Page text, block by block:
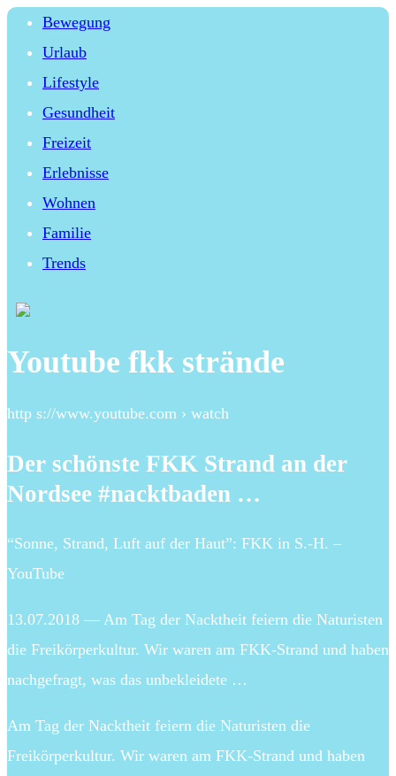
Bewegung
Urlaub
Lifestyle
Gesundheit
Freizeit
Erlebnisse
Wohnen
Familie
Trends
Youtube fkk strände
http s://www.youtube.com › watch
Der schönste FKK Strand an der
Nordsee #nacktbaden …
“Sonne, Strand, Luft auf der Haut”: FKK in S.-H. –
YouTube
13.07.2018 — Am Tag der Nacktheit feiern die Naturisten
die Freikörperkultur. Wir waren am FKK-Strand und haben
nachgefragt, was das unbekleidete …
Am Tag der Nacktheit feiern die Naturisten die
Freikörperkultur. Wir waren am FKK-Strand und haben